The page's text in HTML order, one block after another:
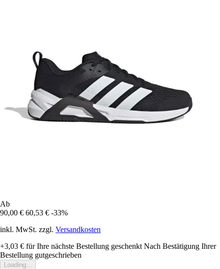
Ab
90,00 € 60,53 € -33%
inkl. MwSt. zzgl. Versandkosten
+3,03 € für Ihre nächste Bestellung geschenkt Nach Bestätigung Ihrer
Bestellung gutgeschrieben
Loading...